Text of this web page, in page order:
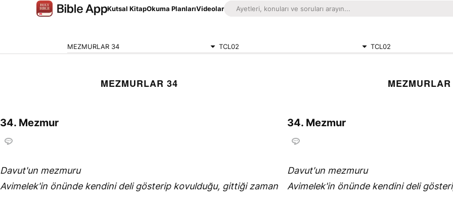
Kutsal KitapOkuma PlanlarıVideolar
MEZMURLAR 34 TCL02 TCL02
MEZMURLAR 34
34. Mezmur
Davut'un mezmuru
Avimelek'in önünde kendini deli gösterip kovulduğu, gittiği zaman
34. Mezmur
Davut'un mezmuru
Avimelek'in önünde kendini deli